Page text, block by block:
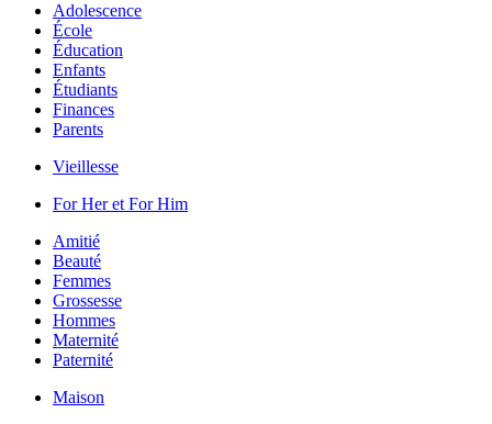
Adolescence
École
Éducation
Enfants
Étudiants
Finances
Parents
Vieillesse
For Her et For Him
Amitié
Beauté
Femmes
Grossesse
Hommes
Maternité
Paternité
Maison